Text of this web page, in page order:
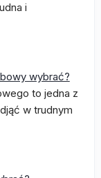
i
wybrać?
to jedna z
w trudnym